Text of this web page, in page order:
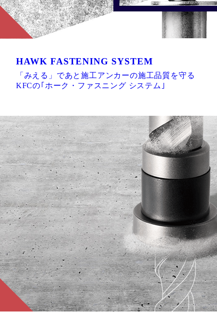
HAWK FASTENING SYSTEM
「みえる」であと施工アンカーの施工品質を守る
KFCの｢ホーク・ファスニング システム｣